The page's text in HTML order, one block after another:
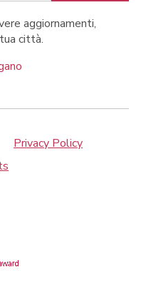
aggiornamenti,
città.
Privacy Policy